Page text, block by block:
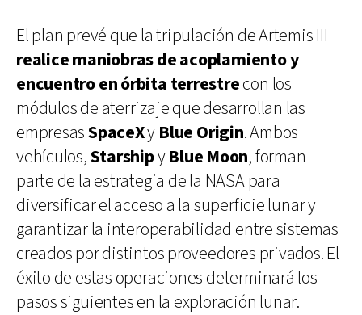
El plan prevé que la tripulación de Artemis III
realice maniobras de acoplamiento y
encuentro en órbita terrestrecon los
módulos de aterrizaje que desarrollan las
empresasSpaceXy Blue Origin. Ambos
vehículos,StarshipyBlue Moon, forman
parte de la estrategia de la NASA para
diversificar el acceso a la superficie lunar y
garantizar la interoperabilidad entre sistemas
creados por distintos proveedores privados. El
éxito de estas operaciones determinará los
pasos siguientes en la exploración lunar.